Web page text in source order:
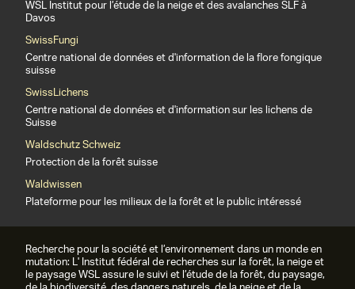
WSL Institut pour l’étude de la neige et des avalanches SLF à
Davos
SwissFungi
Centre national de données et d'information de la flore fongique
suisse
SwissLichens
Centre national de données et d'information sur les lichens de
Suisse
Waldschutz Schweiz
Protection de la forêt suisse
Waldwissen
Plateforme pour les milieux de la forêt et le public intéressé
Recherche pour la société et l’environnement dans un monde en
mutation: L' Institut fédéral de recherches sur la forêt, la neige et
le paysage WSL assure le suivi et l’étude de la forêt, du paysage,